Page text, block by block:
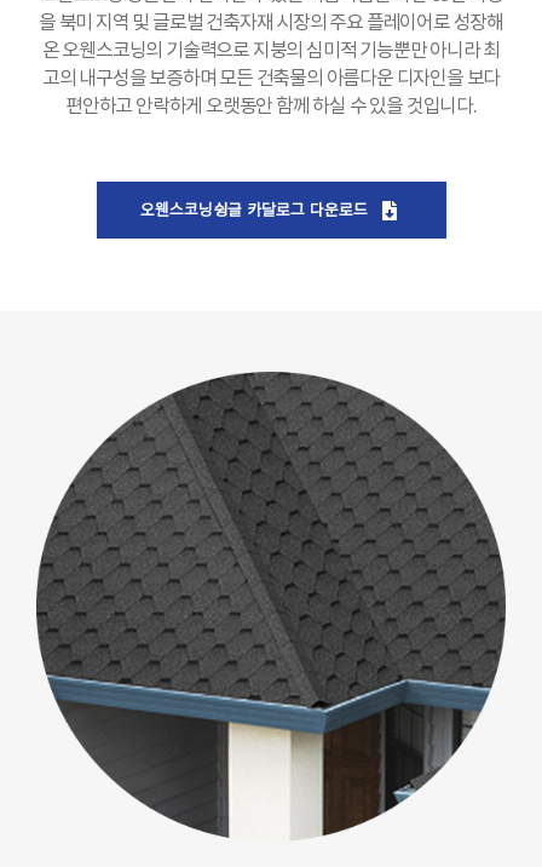
을 북미 지역 및 글로벌 건축자재 시장의 주요 플레이어로 성장해
온 오웬스코닝의 기술력으로 지붕의 심미적 기능뿐만 아니라 최
고의 내구성을 보증하며 모든 건축물의 아름다운 디자인을 보다
편안하고 안락하게 오랫동안 함께 하실 수 있을 것입니다.
오웬스코닝슁글 카달로그 다운로드